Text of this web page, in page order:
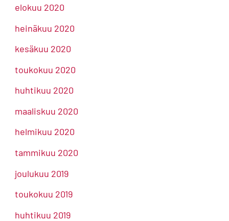
elokuu 2020
heinäkuu 2020
kesäkuu 2020
toukokuu 2020
huhtikuu 2020
maaliskuu 2020
helmikuu 2020
tammikuu 2020
joulukuu 2019
toukokuu 2019
huhtikuu 2019